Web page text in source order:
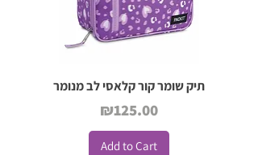
תיק שומר קור קלאסי לב מנומר
Price
₪125.00
Add to Cart